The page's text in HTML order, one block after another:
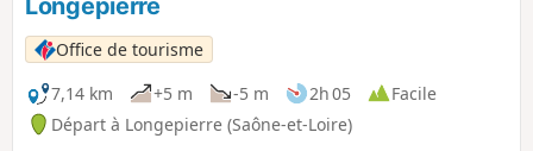
Longepierre
Office de tourisme
7,14 km
+5 m -5 m 2h 05
Facile
Départ à Longepierre (Saône-et-Loire)